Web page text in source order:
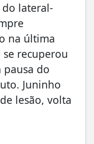
do lateral-
na última
recuperou
pausa do
Juninho
lesão, volta